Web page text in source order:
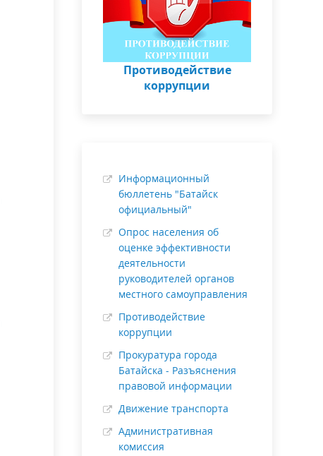
Противодействие
коррупции
Информационный
бюллетень "Батайск
официальный"
Опрос населения об
оценке эффективности
деятельности
руководителей органов
местного самоуправления
Противодействие
коррупции
Прокуратура города
Батайска - Разъяснения
правовой информации
Движение транспорта
Административная
комиссия